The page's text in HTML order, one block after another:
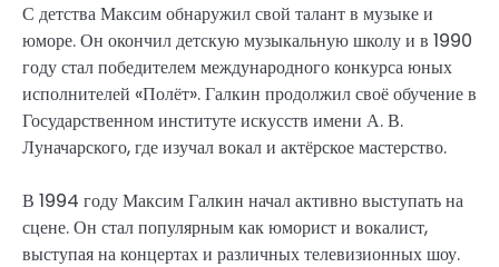
С детства Максим обнаружил свой талант в музыке и
юморе. Он окончил детскую музыкальную школу и в 1990
году стал победителем международного конкурса юных
исполнителей «Полёт». Галкин продолжил своё обучение в
Государственном институте искусств имени А. В.
Луначарского, где изучал вокал и актёрское мастерство.
В 1994 году Максим Галкин начал активно выступать на
сцене. Он стал популярным как юморист и вокалист,
выступая на концертах и различных телевизионных шоу.